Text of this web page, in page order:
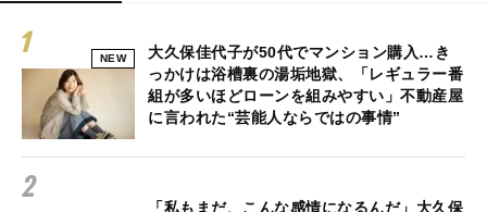
NEW
大久保佳代子が50代でマンション購入…き
っかけは浴槽裏の湯垢地獄、「レギュラー番
組が多いほどローンを組みやすい」不動産屋
に言われた“芸能人ならではの事情”
「私もまだ、こんな感情になるんだ」大久保